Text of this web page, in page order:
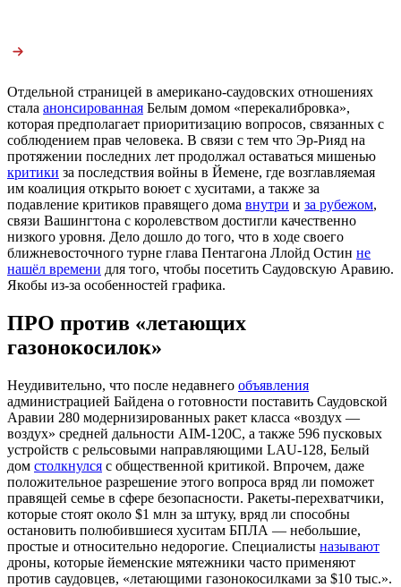
Отдельной страницей в американо-саудовских отношениях
стала анонсированная Белым домом «перекалибровка»,
которая предполагает приоритизацию вопросов, связанных с
соблюдением прав человека. В связи с тем что Эр-Рияд на
протяжении последних лет продолжал оставаться мишенью
критики за последствия войны в Йемене, где возглавляемая
им коалиция открыто воюет с хуситами, а также за
подавление критиков правящего дома внутри и за рубежом,
связи Вашингтона с королевством достигли качественно
низкого уровня. Дело дошло до того, что в ходе своего
ближневосточного турне глава Пентагона Ллойд Остин не
нашёл времени для того, чтобы посетить Саудовскую Аравию.
Якобы из-за особенностей графика.
ПРО против «летающих
газонокосилок»
Неудивительно, что после недавнего объявления
администрацией Байдена о готовности поставить Саудовской
Аравии 280 модернизированных ракет класса «воздух —
воздух» средней дальности AIM-120C, а также 596 пусковых
устройств с рельсовыми направляющими LAU-128, Белый
дом столкнулся с общественной критикой. Впрочем, даже
положительное разрешение этого вопроса вряд ли поможет
правящей семье в сфере безопасности. Ракеты-перехватчики,
которые стоят около $1 млн за штуку, вряд ли способны
остановить полюбившиеся хуситам БПЛА — небольшие,
простые и относительно недорогие. Специалисты называют
дроны, которые йеменские мятежники часто применяют
против саудовцев, «летающими газонокосилками за $10 тыс.».